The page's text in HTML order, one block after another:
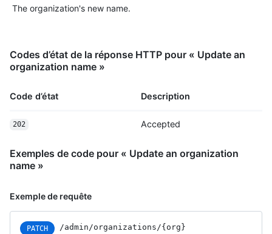
The organization's new name.
Codes d’état de la réponse HTTP pour « Update an
organization name »
Code d’état Description
202 Accepted
Exemples de code pour « Update an organization
name »
Exemple de requête
PATCH /admin /organizations /{org}